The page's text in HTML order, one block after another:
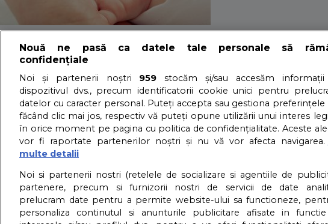
Obiecte “must-
te-ai fi gandit la ele
14/07/2024 - Adriana Vaduva - Vizualizari:5832
Iata 6 obiecte “must have” de care au nevoie proaspetele mamici.
About us – Despre noi
GDPR – Confidentialitatea
Nouă ne pasă ca datele tale personale să
confidențiale
Noi și partenerii noștri 959 stocăm și/sau accesăm
dispozitivul dvs., precum identificatorii cookie unici pentru
datelor cu caracter personal. Puteți accepta sau gestiona preferințele
făcând clic mai jos, respectiv vă puteți opune utilizării unui interes
în orice moment pe pagina cu politica de confidențialitate. Aceste
vor fi raportate partenerilor noștri și nu vă vor afecta navigarea.
multe detalii
Noi si partenerii nostri (retelele de socializare si agentiile de
partenere, precum si furnizorii nostri de servicii de date
prelucram date pentru a permite website-ului sa functioneze,
personaliza continutul si anunturile publicitare afisate in